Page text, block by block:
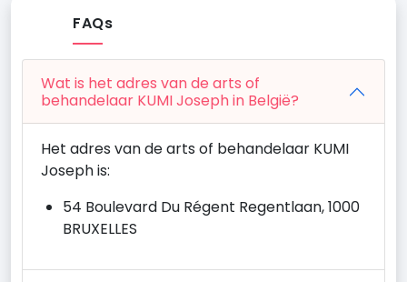
FAQs
Wat is het adres van de arts of
behandelaar KUMI Joseph in België?
Het adres van de arts of behandelaar KUMI
Joseph is:
54 Boulevard Du Régent Regentlaan, 1000
BRUXELLES